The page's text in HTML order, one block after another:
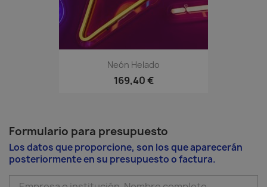
Neón Helado
169,40 €
Formulario para presupuesto
Los datos que proporcione, son los que aparecerán
posteriormente en su presupuesto o factura.